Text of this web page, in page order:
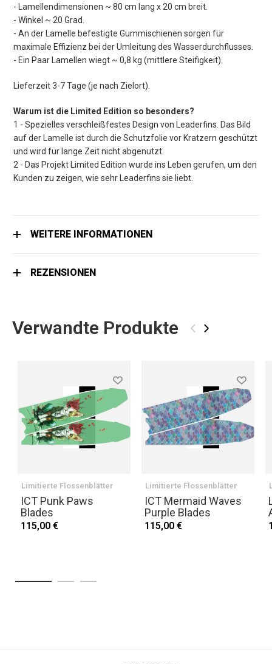
- Lamellendimensionen ~ 80 cm lang x 20 cm breit.
- Winkel ~ 20 Grad.
- An der Lamelle befestigte Gummischienen sorgen für
maximale Effizienz bei der Umleitung des Wasserdurchflusses.
- Ein Paar Lamellen wiegt ~ 0,8 kg (mittlere Steifigkeit).
Lieferzeit 3-7 Tage (je nach Zielort).
Warum ist die Limited Edition so besonders?
1 - Spezielles verschleißfestes Design von Leaderfins. Das Bild
auf der Lamelle ist durch die Schutzfolie vor Kratzern geschützt
und wird für lange Zeit nicht abgenutzt.
2 - Das Projekt Limited Edition wurde ins Leben gerufen, um den
Kunden zu zeigen, wie sehr Leaderfins sie liebt.
WEITERE INFORMATIONEN
REZENSIONEN
Verwandte Produkte ‹ ›
Limitierte Flossenblätter
ICT Punk Paws
Blades
115,00 €
Limitierte Flossenblätter
ICT Mermaid Waves
Purple Blades
115,00 €